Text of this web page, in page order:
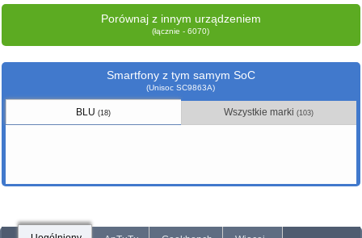
Porównaj z innym urządzeniem
(łącznie - 6070)
Smartfony z tym samym SoC
(Unisoc SC9863A)
BLU(18) Wszystkie marki(103)